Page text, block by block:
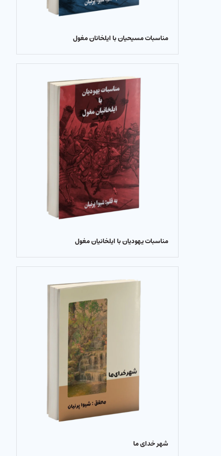
مناسبات مسیحیان با ایلخانان مغول
مناسبات یهودیان با ایلخانیان مغول
شهر خدای ما